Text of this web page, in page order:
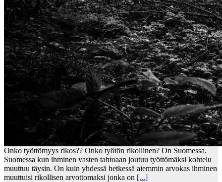
Onko työttömyys rikos?? Onko työtön rikollinen? On Suomessa.
Suomessa kun ihminen vasten tahtoaan joutuu työttömäksi kohtelu
muuttuu täysin. On kuin yhdessä hetkessä aiemmin arvokas ihminen
muuttuisi rikollisen arvottomaksi jonka on [...]